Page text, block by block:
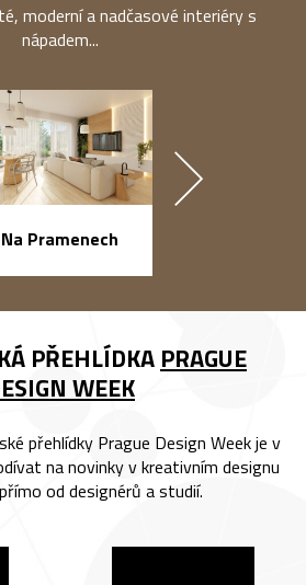
moderní a nadčasové interiéry s
nápadem...
Na Pramenech
PŘEHLÍDKA PRAGUE
WEEK
přehlídky Prague Design Week je v
na novinky v kreativním designu
od designérů a studií.